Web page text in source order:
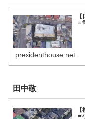
＝
presidenthouse.net
田中敬
＝